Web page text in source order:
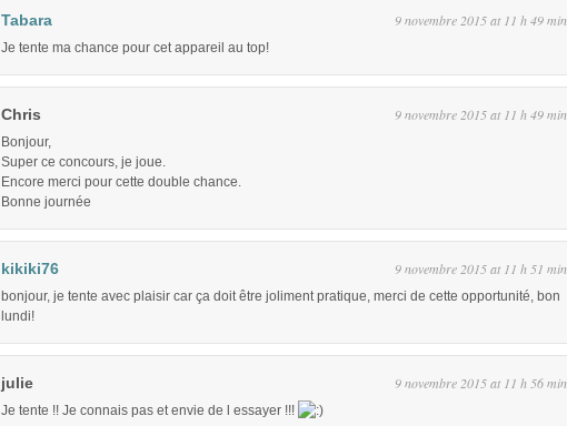
Tabara 9 novembre 2015 at 11 h 49 min
Je tente ma chance pour cet appareil au top!
Chris 9 novembre 2015 at 11 h 49 min
Bonjour,
Super ce concours, je joue.
Encore merci pour cette double chance.
Bonne journée
kikiki76 9 novembre 2015 at 11 h 51 min
bonjour, je tente avec plaisir car ça doit être joliment pratique, merci de cette opportunité, bon
lundi!
julie 9 novembre 2015 at 11 h 56 min
Je tente !! Je connais pas et envie de l essayer !!!